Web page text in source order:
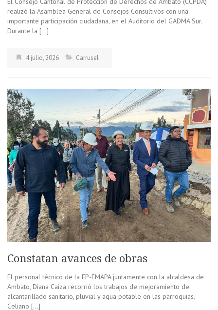
realizó la Asamblea General de Consejos Consultivos con una
importante participación ciudadana, en el Auditorio del GADMA Sur.
Durante la […]
4 julio, 2026 Carrusel
Constatan avances de obras
El personal técnico de la EP-EMAPA juntamente con la alcaldesa de
Ambato, Diana Caiza recorrió los trabajos de mejoramiento de
alcantarillado sanitario, pluvial y agua potable en las parroquias,
Celiano […]